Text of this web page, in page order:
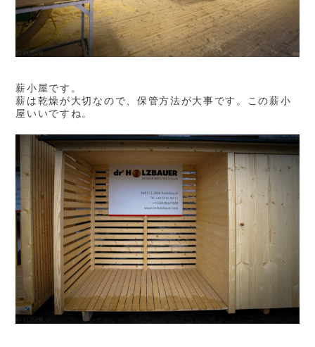
薪小屋です。
薪は乾燥が大切なので、保管方法が大事です。この薪小
屋いいですね。